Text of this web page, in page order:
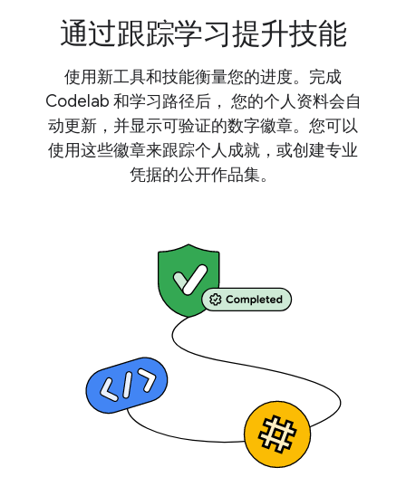
通过跟踪学习提升技能
使用新工具和技能衡量您的进度。完成
Codelab 和学习路径后， 您的个人资料会自
动更新，并显示可验证的数字徽章。您可以
使用这些徽章来跟踪个人成就，或创建专业
凭据的公开作品集。